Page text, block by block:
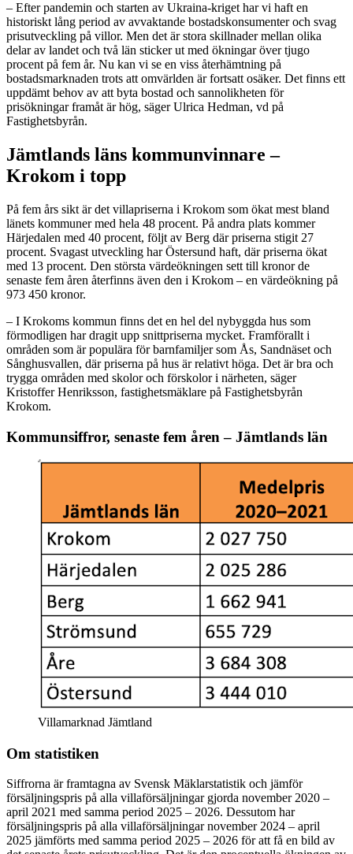
– Efter pandemin och starten av Ukraina-kriget har vi haft en
historiskt lång period av avvaktande bostadskonsumenter och svag
prisutveckling på villor. Men det är stora skillnader mellan olika
delar av landet och två län sticker ut med ökningar över tjugo
procent på fem år. Nu kan vi se en viss återhämtning på
bostadsmarknaden trots att omvärlden är fortsatt osäker. Det finns ett
uppdämt behov av att byta bostad och sannolikheten för
prisökningar framåt är hög, säger Ulrica Hedman, vd på
Fastighetsbyrån.
Jämtlands läns kommunvinnare –
Krokom i topp
På fem års sikt är det villapriserna i Krokom som ökat mest bland
länets kommuner med hela 48 procent. På andra plats kommer
Härjedalen med 40 procent, följt av Berg där priserna stigit 27
procent. Svagast utveckling har Östersund haft, där priserna ökat
med 13 procent. Den största värdeökningen sett till kronor de
senaste fem åren återfinns även den i Krokom – en värdeökning på
973 450 kronor.
– I Krokoms kommun finns det en hel del nybyggda hus som
förmodligen har dragit upp snittpriserna mycket. Framförallt i
områden som är populära för barnfamiljer som Ås, Sandnäset och
Sånghusvallen, där priserna på hus är relativt höga. Det är bra och
trygga områden med skolor och förskolor i närheten, säger
Kristoffer Henriksson, fastighetsmäklare på Fastighetsbyrån
Krokom.
Kommunsiffror, senaste fem åren – Jämtlands län
Villamarknad Jämtland
Om statistiken
Siffrorna är framtagna av Svensk Mäklarstatistik och jämför
försäljningspris på alla villaförsäljningar gjorda november 2020 –
april 2021 med samma period 2025 – 2026. Dessutom har
försäljningspris på alla villaförsäljningar november 2024 – april
2025 jämförts med samma period 2025 – 2026 för att få en bild av